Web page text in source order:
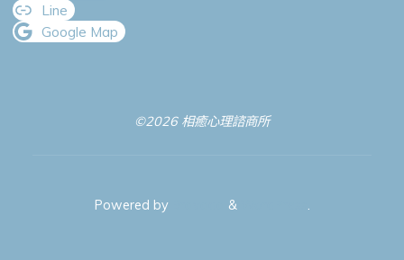
Line
Google Map
©2026 相癒心理諮商所
Powered byBravada & .